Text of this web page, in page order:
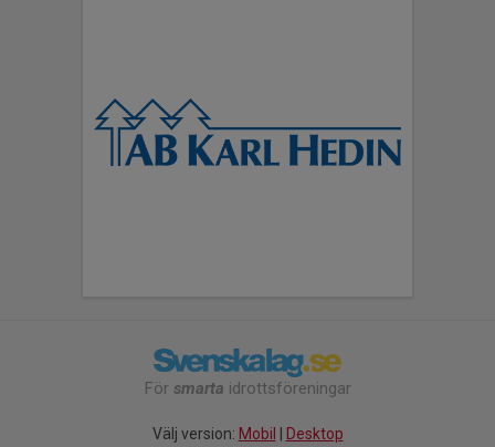
För smarta idrottsföreningar
Välj version: Mobil Desktop